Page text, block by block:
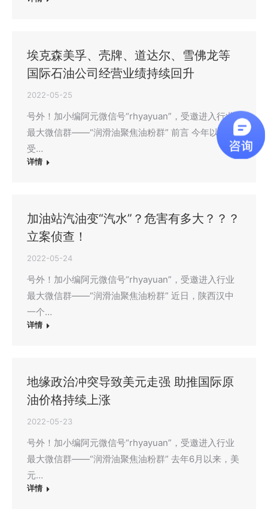
埃克森美孚、壳牌、道达尔、雪佛龙等
国际石油公司经营业绩持续回升
2022-05-25
号外！加小编阿元微信号“rhyayuan”，受邀进入行业
最大微信群——“润滑油聚焦油粉群” 前言 今年以来，
受…
详情
加油站汽油变“汽水”？危害有多大？？？
立案侦查！
2022-05-24
号外！加小编阿元微信号“rhyayuan”，受邀进入行业
最大微信群——“润滑油聚焦油粉群” 近日，陕西汉中
一个…
详情
地缘政治冲突导致美元走强 助推国际原
油价格持续上涨
2022-05-23
号外！加小编阿元微信号“rhyayuan”，受邀进入行业
最大微信群——“润滑油聚焦油粉群” 去年6月以来，美
元…
详情